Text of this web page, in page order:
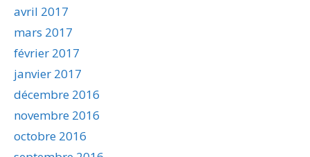
avril 2017
mars 2017
février 2017
janvier 2017
décembre 2016
novembre 2016
octobre 2016